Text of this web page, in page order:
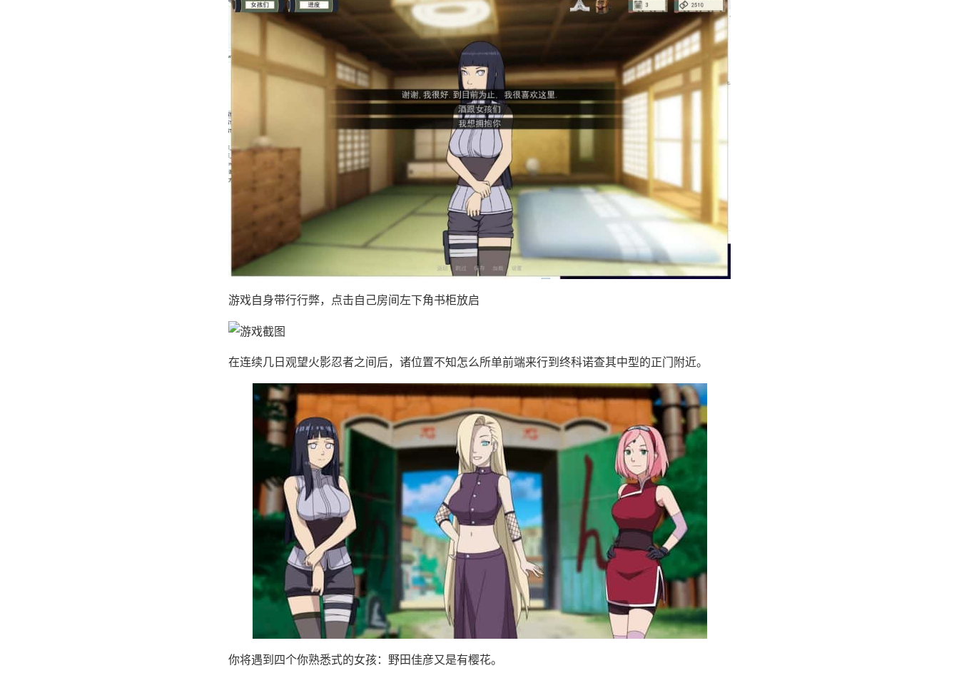
游戏自身带行行弊，点击自己房间左下角书柜放启
在连续几日观望火影忍者之间后，诸位置不知怎么所单前端来行到终科诺查其中型的正门附近。
你将遇到四个你熟悉式的女孩：野田佳彦又是有樱花。